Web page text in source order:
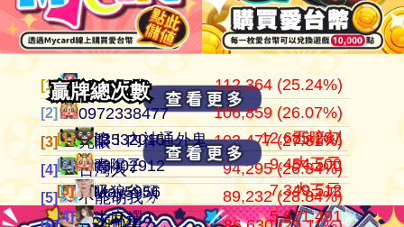
愛台灣打麻將🖥️📱適用於所有市面上大部分
[1] 江湖風雲 104,806,701
[2] 田寮阿寶 37,514,997
[3] 11060203 24,292,366
[4] ‘見好就收’ 21,354,199
[5] Apple0613 21,270,160
贏牌總次數
贏牌總次數
[1] 07100710 112,364 (25.24%)
[2] 0972338477 106,859 (26.07%)
[3] 亮眼 103,477 (27.81%)
[4] 台灣人 94,295 (26.34%)
[5] 不能胡我ㄉ 89,232 (28.84%)
[1] 07100710 445,152
[2] 0972338477 409,909
[3] 亮眼 372,053
[4] 台灣人 357,970
[5] keroro 319,481
[1] 滾！內神通外鬼坐斃A賽金12,685,287
[2] 青陽子 9,454,500
[3] 吸狼谷頭 7,349,512
[4] 大麻糬3 5,671,491
[1] it3532015 五暗刻
[2] it3402912 大三元
[3] May5956 大三元